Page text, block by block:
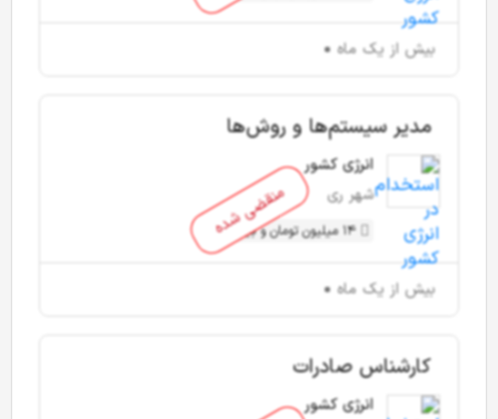
بیش از یک ماه
منقضی شده
مدیر سیستم‌ها و روش‌ها
انرژی کشور
شهر ری
14 میلیون تومان و بیشتر
بیش از یک ماه
کارشناس صادرات
انرژی کشور